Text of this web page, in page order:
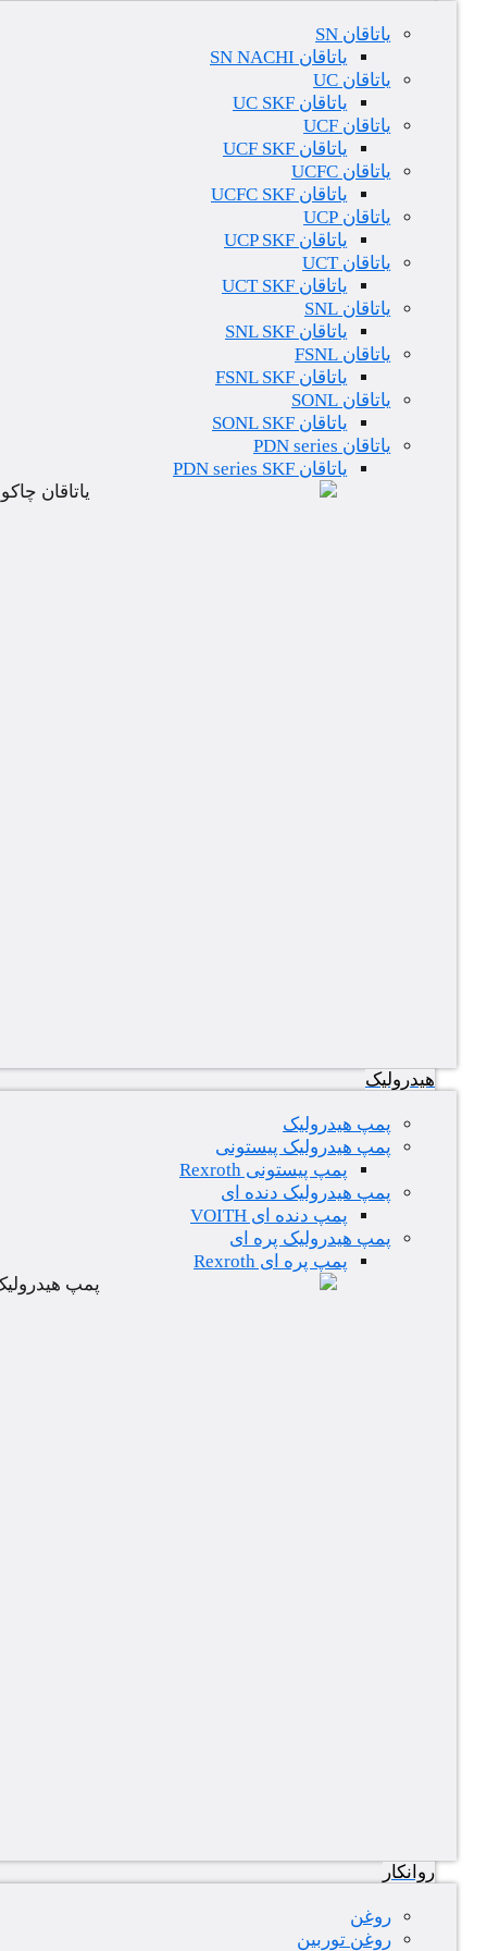
یاتاقان SN
یاتاقان SN NACHI
یاتاقان UC
یاتاقان UC SKF
یاتاقان UCF
یاتاقان UCF SKF
یاتاقان UCFC
یاتاقان UCFC SKF
یاتاقان UCP
یاتاقان UCP SKF
یاتاقان UCT
یاتاقان UCT SKF
یاتاقان SNL
یاتاقان SNL SKF
یاتاقان FSNL
یاتاقان FSNL SKF
یاتاقان SONL
یاتاقان SONL SKF
یاتاقان PDN series
یاتاقان PDN series SKF
هیدرولیک
پمپ هیدرولیک
پمپ هیدرولیک پیستونی
پمپ پیستونی Rexroth
پمپ هیدرولیک دنده ای
پمپ دنده ای VOITH
پمپ هیدرولیک پره ای
پمپ پره ای Rexroth
روانکار
روغن
روغن توربین